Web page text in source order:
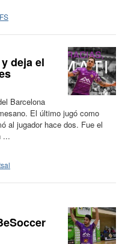
deja el
Barcelona
El último jugó como
al jugador hace dos. Fue el
...